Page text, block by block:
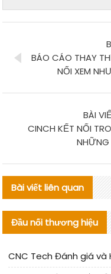
BÁO CÁO THAY
NỐI XEM
BÀI
CINCH KẾT NỐI
NHỮNG
Bài viết liên quan
Đầu nối thương hiệu